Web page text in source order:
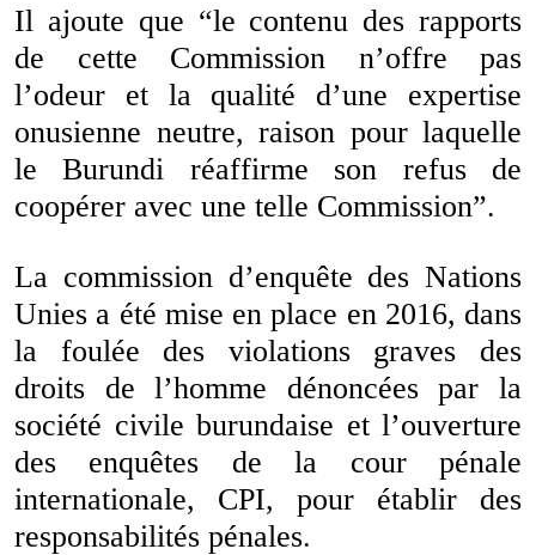
Il ajoute que “le contenu des rapports
de cette Commission n’offre pas
l’odeur et la qualité d’une expertise
onusienne neutre, raison pour laquelle
le Burundi réaffirme son refus de
coopérer avec une telle Commission”.
La commission d’enquête des Nations
Unies a été mise en place en 2016, dans
la foulée des violations graves des
droits de l’homme dénoncées par la
société civile burundaise et l’ouverture
des enquêtes de la cour pénale
internationale, CPI, pour établir des
responsabilités pénales.